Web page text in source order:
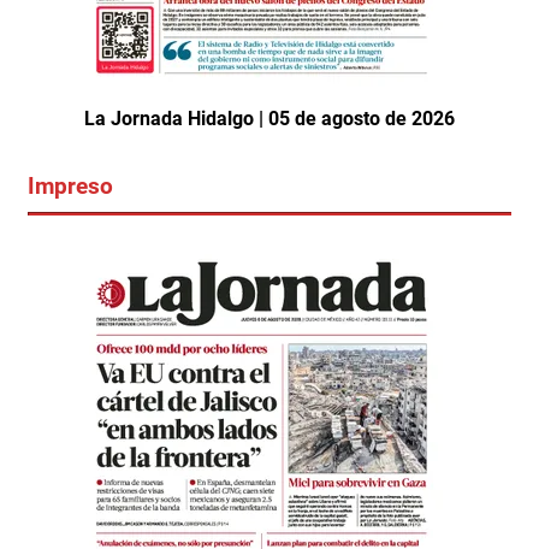
La Jornada Hidalgo | 05 de agosto de 2026
Impreso